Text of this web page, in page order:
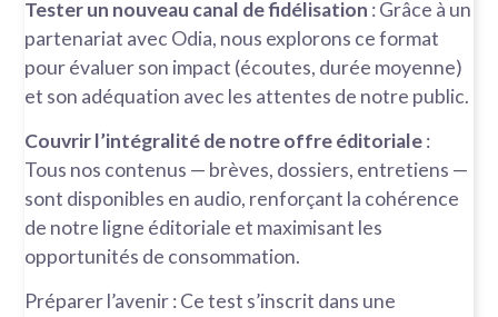
Tester un nouveau canal de fidélisation : Grâce à un
partenariat avec Odia, nous explorons ce format
pour évaluer son impact (écoutes, durée moyenne)
et son adéquation avec les attentes de notre public.
Couvrir l’intégralité de notre offre éditoriale:
Tous nos contenus — brèves, dossiers, entretiens —
sont disponibles en audio, renforçant la cohérence
de notre ligne éditoriale et maximisant les
opportunités de consommation.
Préparer l’avenir : Ce test s’inscrit dans une